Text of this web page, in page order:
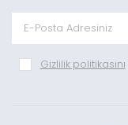
Gizlilik politikasını